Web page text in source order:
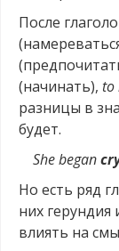
После
(начинать), to
разницы в
будет.
She began
Но есть ряд
них
влиять на